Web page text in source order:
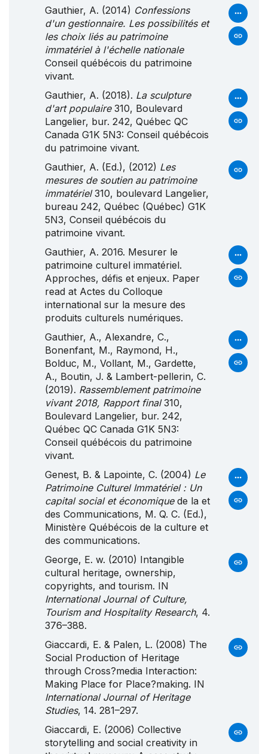
Gauthier, A. (2014) Confessions
d'un gestionnaire. Les possibilités et
les choix liés au patrimoine
immatériel à l'échelle nationale
Conseil québécois du patrimoine
vivant.
Gauthier, A. (2018). La sculpture
d'art populaire310, Boulevard
Langelier, bur. 242, Québec QC
Canada G1K 5N3: Conseil québécois
du patrimoine vivant.
Gauthier, A. (Ed.), (2012) Les
mesures de soutien au patrimoine
immatériel310, boulevard Langelier,
bureau 242, Québec (Québec) G1K
5N3, Conseil québécois du
patrimoine vivant.
Gauthier, A. 2016. Mesurer le
patrimoine culturel immatériel.
Approches, défis et enjeux. Paper
read at Actes du Colloque
international sur la mesure des
produits culturels numériques.
Gauthier, A., Alexandre, C.,
Bonenfant, M., Raymond, H.,
Bolduc, M., Vollant, M., Gardette,
A., Boutin, J. & Lambert-pellerin, C.
(2019). Rassemblement patrimoine
vivant 2018, Rapport final310,
Boulevard Langelier, bur. 242,
Québec QC Canada G1K 5N3:
Conseil québécois du patrimoine
vivant.
Genest, B. & Lapointe, C. (2004) Le
Patrimoine Culturel Immatériel : Un
capital social et économiquede la et
des Communications, M. Q. C. (Ed.),
Ministère Québécois de la culture et
des communications.
George, E. w. (2010) Intangible
cultural heritage, ownership,
copyrights, and tourism. IN
International Journal of Culture,
Tourism and Hospitality Research, 4.
376–388.
Giaccardi, E. & Palen, L. (2008) The
Social Production of Heritage
through Cross?media Interaction:
Making Place for Place?making. IN
International Journal of Heritage
Studies, 14. 281–297.
Giaccardi, E. (2006) Collective
storytelling and social creativity in